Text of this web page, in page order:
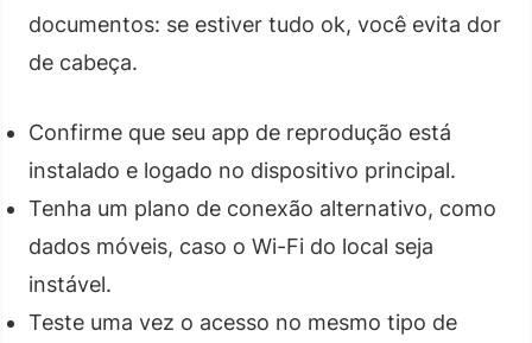
documentos: se estiver tudo ok, você evita dor
de cabeça.
Confirme que seu app de reprodução está
instalado e logado no dispositivo principal.
Tenha um plano de conexão alternativo, como
dados móveis, caso o Wi-Fi do local seja
instável.
Teste uma vez o acesso no mesmo tipo de